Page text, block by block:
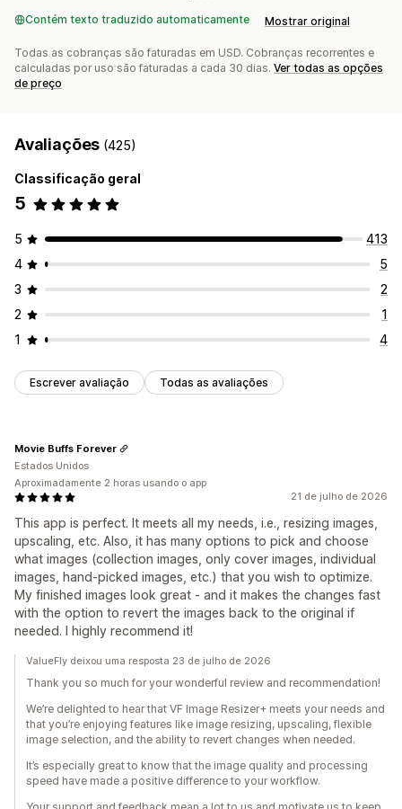
Contém texto traduzido automaticamente Mostrar original
Todas as cobranças são faturadas em USD. Cobranças recorrentes e
calculadas por uso são faturadas a cada 30 dias. Ver todas as opções
de preço
Avaliações (425)
Classificação geral
5
5
413
4
5
3
2
2
1
1
4
Escrever avaliação Todas as avaliações
21 de julho de 2026
This app is perfect. It meets all my needs, i.e., resizing images,
upscaling, etc. Also, it has many options to pick and choose
what images (collection images, only cover images, individual
images, hand-picked images, etc.) that you wish to optimize.
My finished images look great - and it makes the changes fast
with the option to revert the images back to the original if
needed. I highly recommend it!
Movie Buffs Forever
Estados Unidos
Aproximadamente 2 horas usando o app
ValueFly deixou uma resposta 23 de julho de 2026
Thank you so much for your wonderful review and recommendation!
We’re delighted to hear that VF Image Resizer+ meets your needs and
that you’re enjoying features like image resizing, upscaling, flexible
image selection, and the ability to revert changes when needed.
It’s especially great to know that the image quality and processing
speed have made a positive difference to your workflow.